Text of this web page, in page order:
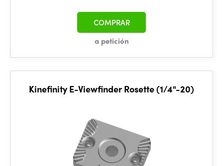
a petición
COMPRAR
Kinefinity E-Viewfinder Rosette (1/4"-20)